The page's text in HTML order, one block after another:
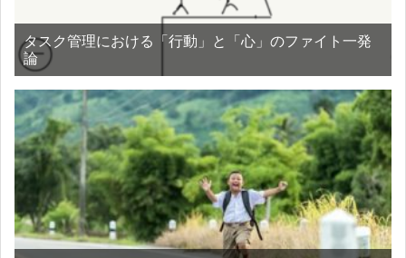
タスク管理における「行動」と「心」のファイト一発
論